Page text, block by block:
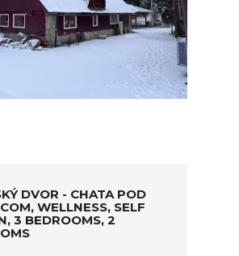
DVOR - CHATA POD
WELLNESS, SELF
3 BEDROOMS, 2